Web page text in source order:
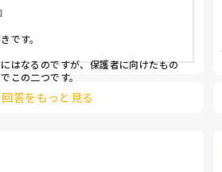
も、保護者によりますが、絵文字を
ていることもあります。
です。
はなるのですが、保護者に向けたもの
この二つです。
回答をもっと見る